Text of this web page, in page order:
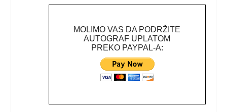
MOLIMO VAS DA PODRŽITE
AUTOGRAF UPLATOM
PREKO PAYPAL-A: